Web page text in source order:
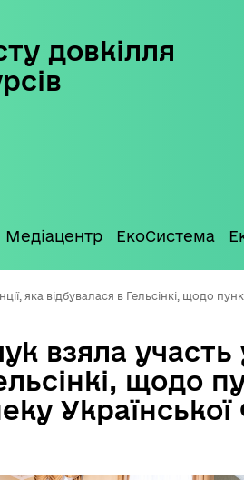
довкілля
Медіацентр ЕкоСистема
яка відбувалася в Гельсінкі, щодо
взяла
щодо